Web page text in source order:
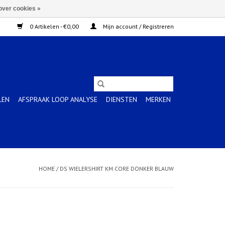
0 Artikelen - €0,00 Mijn account / Registreren
AFSPRAAK LOOP ANALYSE DIENSTEN MERKEN
HOME / DS WIELERSHIRT KM CORE DONKER BLAUW
cookies »